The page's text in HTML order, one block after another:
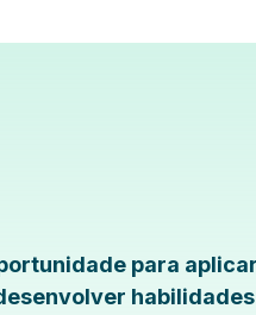
para